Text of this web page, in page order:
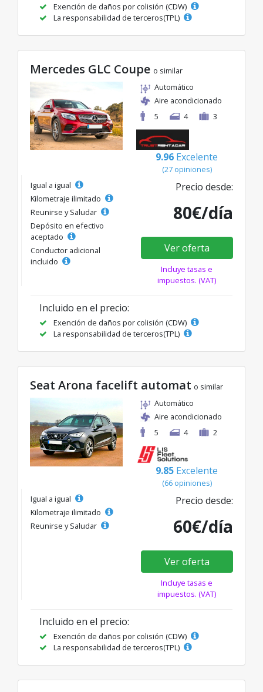
Exención de daños por colisión (CDW)
La responsabilidad de terceros(TPL)
Mercedes GLC Coupe o similar
Automático
Aire acondicionado
5
4 3
9.96 Excelente
(27 opiniones)
Igual a igual
Kilometraje ilimitado
Reunirse y Saludar
Depósito en efectivo
aceptado
Conductor adicional
incluido
Precio desde:
80€/día
Ver oferta
Incluye tasas e
impuestos. (VAT)
Incluido en el precio:
Exención de daños por colisión (CDW)
La responsabilidad de terceros(TPL)
Seat Arona facelift automat o similar
Automático
Aire acondicionado
5
4 2
9.85 Excelente
(66 opiniones)
Igual a igual
Kilometraje ilimitado
Reunirse y Saludar
Precio desde:
60€/día
Ver oferta
Incluye tasas e
impuestos. (VAT)
Incluido en el precio:
Exención de daños por colisión (CDW)
La responsabilidad de terceros(TPL)